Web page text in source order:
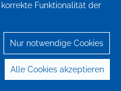
Funktionalität der
Nur notwendige Cookies
Alle Cookies akzeptieren